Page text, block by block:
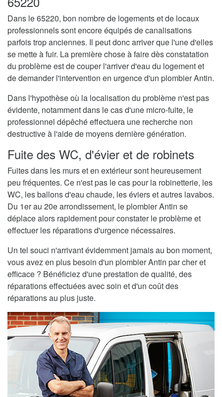
Dans le 65220, bon nombre de logements et de locaux
professionnels sont encore équipés de canalisations
parfois trop anciennes. Il peut donc arriver que l'une d'elles
se mette à fuir. La première chose à faire dès constatation
du problème est de couper l'arriver d'eau du logement et
de demander l'intervention en urgence d'un plombier Antin.
Dans l'hypothèse où la localisation du problème n'est pas
évidente, notamment dans le cas d'une micro-fuite, le
professionnel dépêché effectuera une recherche non
destructive à l'aide de moyens dernière génération.
Fuite des WC, d'évier et de robinets
Fuites dans les murs et en extérieur sont heureusement
peu fréquentes. Ce n'est pas le cas pour la robinetterie, les
WC, les ballons d'eau chaude, les éviers et autres lavabos.
Du 1er au 20e arrondissement, le plombier Antin se
déplace alors rapidement pour constater le problème et
effectuer les réparations d'urgence nécessaires.
Un tel souci n'arrivant évidemment jamais au bon moment,
vous avez en plus besoin d'un plombier Antin par cher et
efficace ? Bénéficiez d'une prestation de qualité, des
réparations effectuées avec soin et d'un coût des
réparations au plus juste.